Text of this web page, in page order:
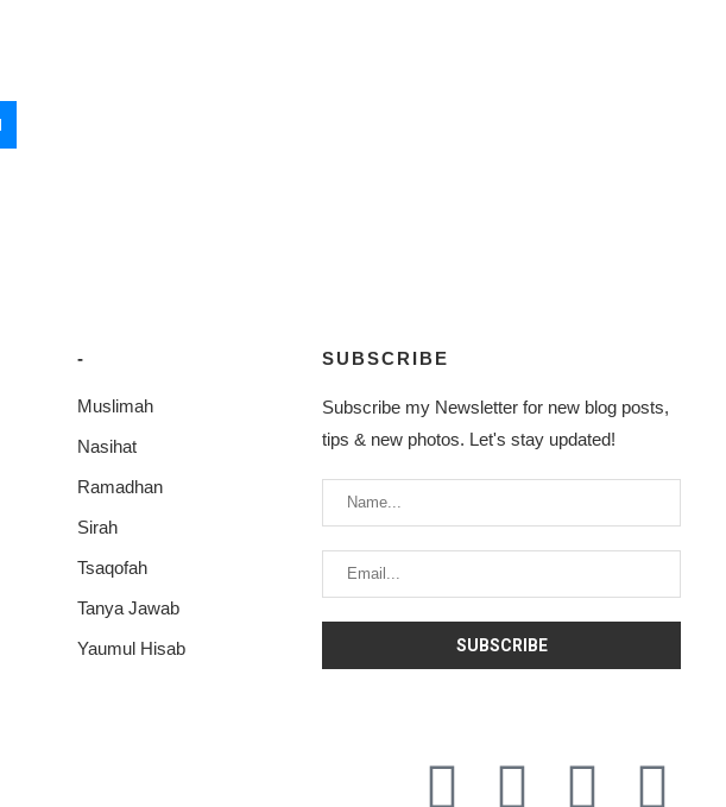
-
Muslimah
Nasihat
Ramadhan
Sirah
Tsaqofah
Tanya Jawab
Yaumul Hisab
SUBSCRIBE
Subscribe my Newsletter for new blog posts,
tips & new photos. Let's stay updated!